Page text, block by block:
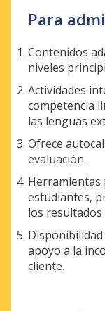
Para
Contenidos
niveles
Actividades
competencia
las lenguas
Ofrece
evaluación.
Herramientas
estudiantes,
los resultados
apoyo a la
cliente.